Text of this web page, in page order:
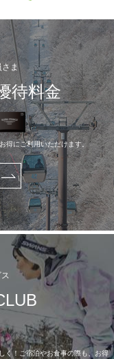
さま
待料金
得にご利用いただけます。
く！ご宿泊やお食事の際も、お得